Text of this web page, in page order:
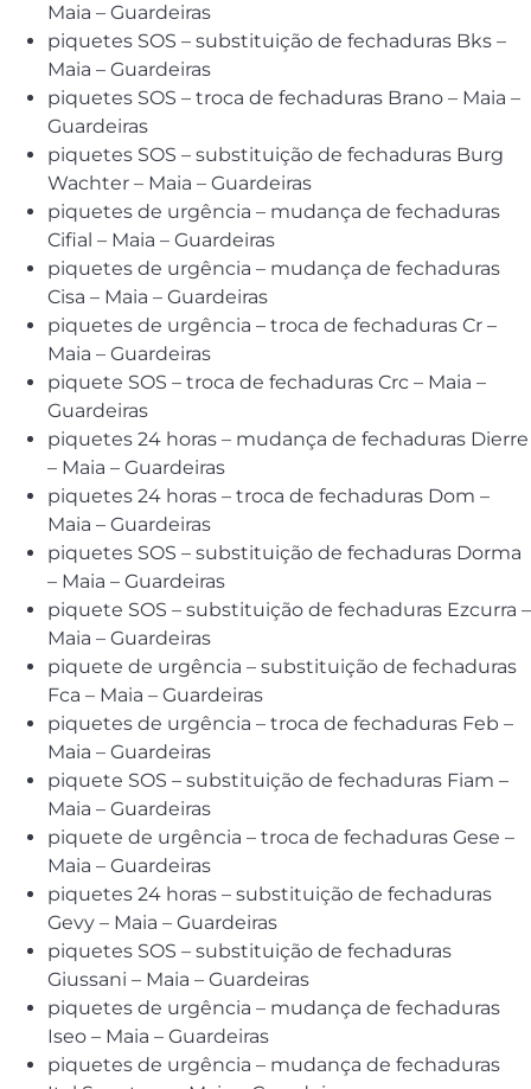
Maia – Guardeiras
piquetes SOS – substituição de fechaduras Bks –
Maia – Guardeiras
piquetes SOS – troca de fechaduras Brano – Maia –
Guardeiras
piquetes SOS – substituição de fechaduras Burg
Wachter – Maia – Guardeiras
piquetes de urgência – mudança de fechaduras
Cifial – Maia – Guardeiras
piquetes de urgência – mudança de fechaduras
Cisa – Maia – Guardeiras
piquetes de urgência – troca de fechaduras Cr –
Maia – Guardeiras
piquete SOS – troca de fechaduras Crc – Maia –
Guardeiras
piquetes 24 horas – mudança de fechaduras Dierre
– Maia – Guardeiras
piquetes 24 horas – troca de fechaduras Dom –
Maia – Guardeiras
piquetes SOS – substituição de fechaduras Dorma
– Maia – Guardeiras
piquete SOS – substituição de fechaduras Ezcurra –
Maia – Guardeiras
piquete de urgência – substituição de fechaduras
Fca – Maia – Guardeiras
piquetes de urgência – troca de fechaduras Feb –
Maia – Guardeiras
piquete SOS – substituição de fechaduras Fiam –
Maia – Guardeiras
piquete de urgência – troca de fechaduras Gese –
Maia – Guardeiras
piquetes 24 horas – substituição de fechaduras
Gevy – Maia – Guardeiras
piquetes SOS – substituição de fechaduras
Giussani – Maia – Guardeiras
piquetes de urgência – mudança de fechaduras
Iseo – Maia – Guardeiras
piquetes de urgência – mudança de fechaduras